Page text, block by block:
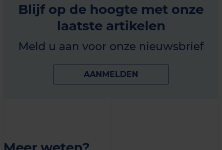
Blijf op de hoogte met onze
laatste artikelen
Meld u aan voor onze nieuwsbrief
AANMELDEN